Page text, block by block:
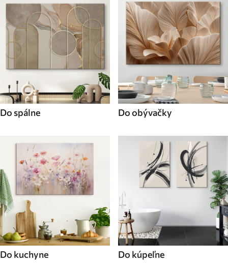
Do spálne Do obývačky
Do kuchyne Do kúpeľne